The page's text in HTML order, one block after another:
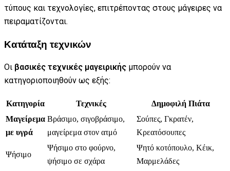
τύπους και τεχνολογίες, επιτρέποντας στους μάγειρες να
πειραματίζονται.
Κατάταξη τεχνικών
Οι βασικές τεχνικές μαγειρικής μπορούν να
κατηγοριοποιηθούν ως εξής:
Κατηγορία Τεχνικές
Δημοφιλή Πιάτα
Μαγείρεμα
με υγρά
Βράσιμο, σιγοβράσιμο,
μαγείρεμα στον ατμό
Σούπες, Γκρατέν,
Κρεατόσουπες
Ψήσιμο
Ψήσιμο στο φούρνο,
ψήσιμο σε σχάρα
Ψητό κοτόπουλο, Κέικ,
Μαρμελάδες